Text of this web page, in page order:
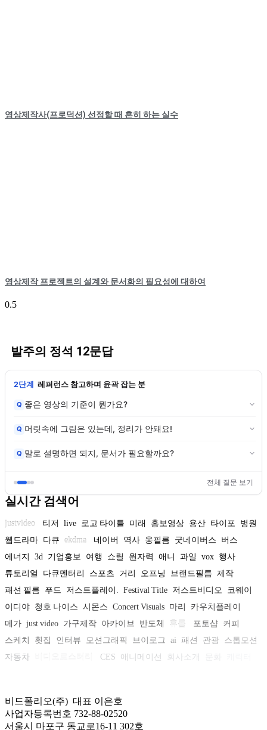
영상제작사(프로덕션) 선정할 때 흔히 하는 실수
영상제작 프로젝트의 설계와 문서화의 필요성에 대하여
발주의 정석 12문답
2단계 레퍼런스 참고하며 윤곽 잡는 분
Q 좋은 영상의 기준이 뭔가요?
Q 머릿속에 그림은 있는데, 정리가 안돼요!
Q 말로 설명하면 되지, 문서가 필요할까요?
전체 질문 보기
실시간 검색어
justvideo 티저 live 로고 타이틀 미래 홍보영상 용산 타이포
병원
웹드라마 다큐 ekdma 네이버 역사 웅필름 굿네이버스
버스
에너지
3d 기업홍보 여행 쇼릴 원자력 애니 과일 vox 행사
튜토리얼
다큐멘터리 스포츠 거리 오프닝 브랜드필름 제작
패션 필름
푸드 저스트플레이. Festival Title 저스트비디오
코웨이
이디야 청호 나이스 시몬스 Concert Visuals 마리
카우치플레이
메가 just video 가구제작 아카이브 반도체 휴롬 포토샵 커피
스케치
횟집 인터뷰 모션그래픽 브이로그 ai 패션 관광
스톱모션
자동차
CES 애니메이션 회사소개
비드폴리오(주) 대표 이은호
사업자등록번호 732-88-02520
서울시 마포구 동교로16-11 302호